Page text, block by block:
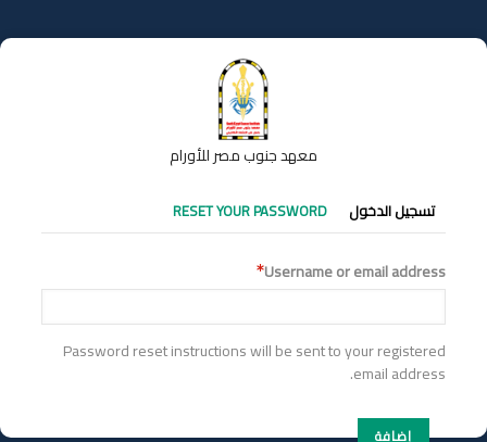
إلى
المحتوى
معهد جنوب مصر للأورام
التبويبات
الأساسية
تسجيل الدخول RESET YOUR PASSWORD
Username or email address
Password reset instructions will be sent to your registered
email address.